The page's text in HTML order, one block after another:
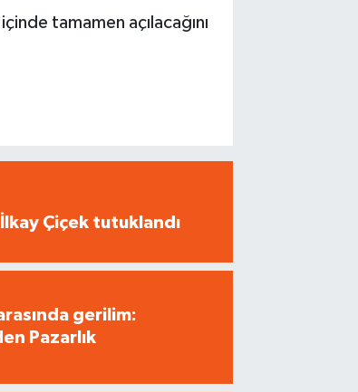
tamamen açılacağını
Çiçek tutuklandı
gerilim:
Pazarlık